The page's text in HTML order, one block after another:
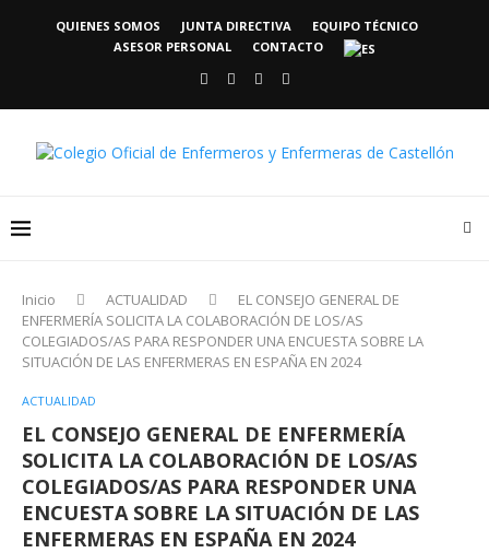
QUIENES SOMOS JUNTA DIRECTIVA
EQUIPO TÉCNICO
ASESOR PERSONAL
CONTACTO
Inicio ACTUALIDAD
EL CONSEJO GENERAL DE
ENFERMERÍA SOLICITA LA COLABORACIÓN DE LOS/AS
COLEGIADOS/AS PARA RESPONDER UNA ENCUESTA SOBRE LA
SITUACIÓN DE LAS ENFERMERAS EN ESPAÑA EN 2024
ACTUALIDAD
EL CONSEJO GENERAL DE ENFERMERÍA
SOLICITA LA COLABORACIÓN DE LOS/AS
COLEGIADOS/AS PARA RESPONDER UNA
ENCUESTA SOBRE LA SITUACIÓN DE LAS
ENFERMERAS EN ESPAÑA EN 2024